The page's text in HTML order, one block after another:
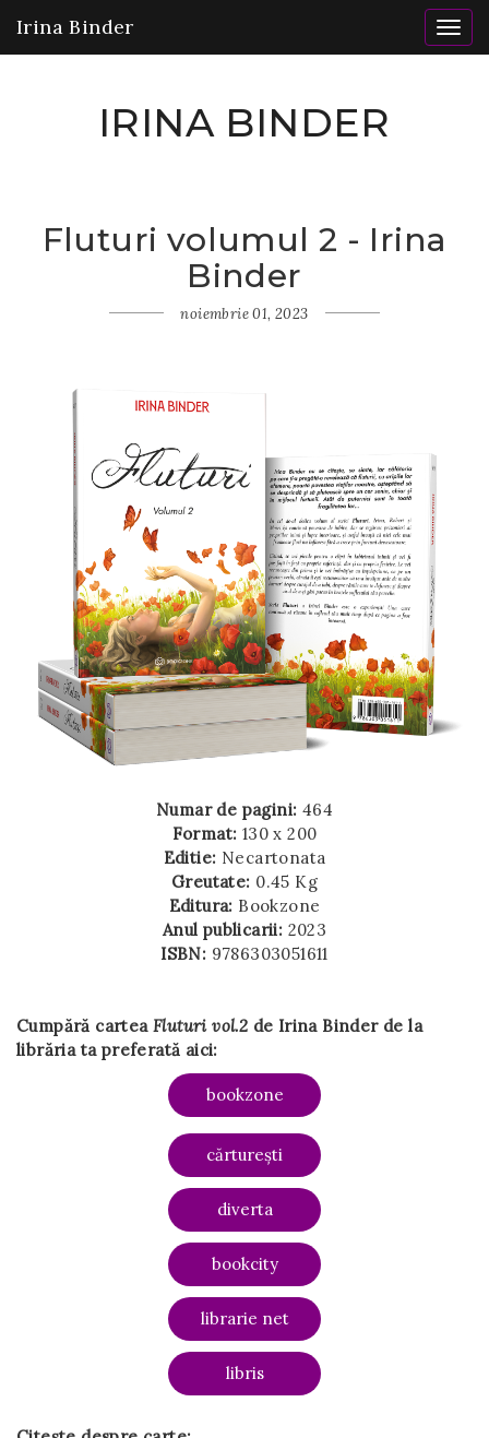
Irina Binder
IRINA BINDER
Fluturi volumul 2 - Irina
Binder
noiembrie 01, 2023
Numar de pagini: 464
Format: 130 x 200
Editie: Necartonata
Greutate: 0.45 Kg
Editura: Bookzone
Anul publicarii: 2023
ISBN: 9786303051611
Cumpără cartea Fluturi vol.2 de Irina Binder de la
librăria ta preferată aici:
bookzone
cărturești
diverta
bookcity
librarie net
libris